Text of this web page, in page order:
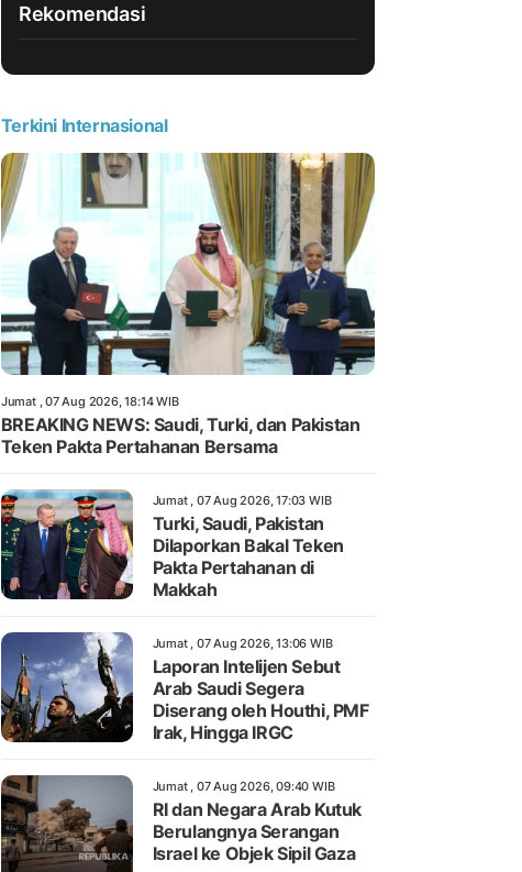
Rekomendasi
Terkini Internasional
Jumat , 07 Aug 2026, 18:14 WIB
BREAKING NEWS: Saudi, Turki, dan Pakistan
Teken Pakta Pertahanan Bersama
Jumat , 07 Aug 2026, 17:03 WIB
Turki, Saudi, Pakistan
Dilaporkan Bakal Teken
Pakta Pertahanan di
Makkah
Jumat , 07 Aug 2026, 13:06 WIB
Laporan Intelijen Sebut
Arab Saudi Segera
Diserang oleh Houthi, PMF
Irak, Hingga IRGC
Jumat , 07 Aug 2026, 09:40 WIB
RI dan Negara Arab Kutuk
Berulangnya Serangan
Israel ke Objek Sipil Gaza